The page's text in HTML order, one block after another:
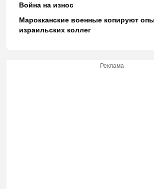
Война на износ
Марокканские военные копируют
израильских коллег
Реклама